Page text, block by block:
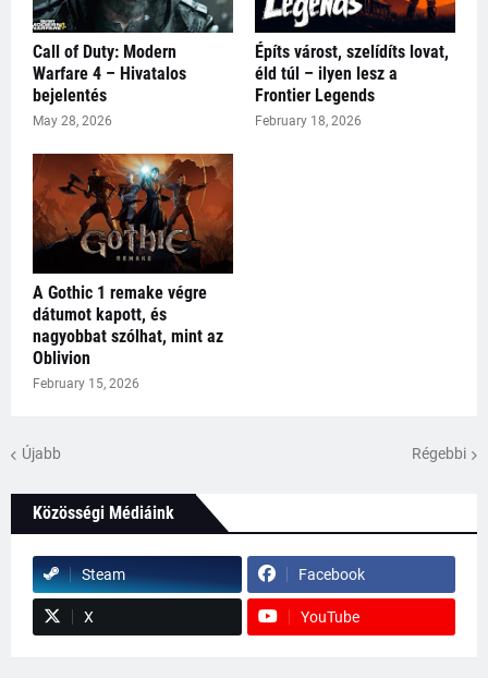
Call of Duty: Modern
Warfare 4 – Hivatalos
bejelentés
May 28, 2026
Építs várost, szelídíts lovat,
éld túl – ilyen lesz a
Frontier Legends
February 18, 2026
A Gothic 1 remake végre
dátumot kapott, és
nagyobbat szólhat, mint az
Oblivion
February 15, 2026
Újabb Régebbi
Közösségi Médiáink
Steam Facebook
X YouTube